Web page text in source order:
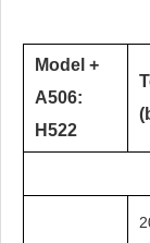
Model +
A506:
H522